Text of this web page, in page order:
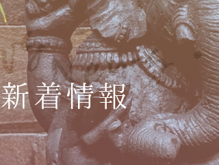
新着情報
News